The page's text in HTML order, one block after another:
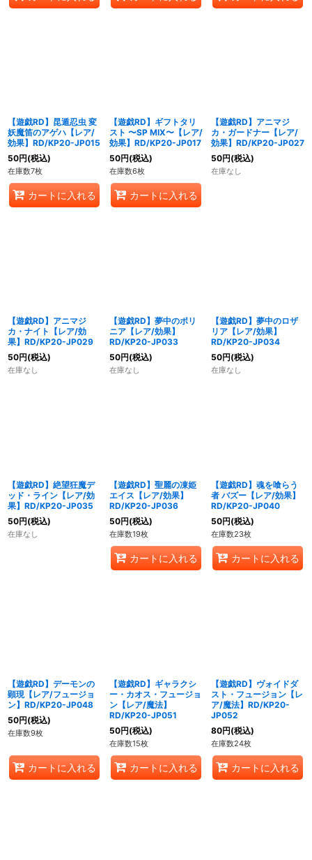
【遊戯RD】昆遁忍虫 変
妖魔笛のアゲハ【レア/
効果】RD/KP20-JP015
50円(税込)
在庫数7枚
カートに入れる
【遊戯RD】ギフトタリ
スト 〜SP MIX〜【レア/
効果】RD/KP20-JP017
50円(税込)
在庫数6枚
カートに入れる
【遊戯RD】アニマジ
カ・ガードナー【レア/
効果】RD/KP20-JP027
50円(税込)
在庫なし
【遊戯RD】アニマジ
カ・ナイト【レア/効
果】RD/KP20-JP029
50円(税込)
在庫なし
【遊戯RD】夢中のポリ
ニア【レア/効果】
RD/KP20-JP033
50円(税込)
在庫なし
【遊戯RD】夢中のロザ
リア【レア/効果】
RD/KP20-JP034
50円(税込)
在庫なし
【遊戯RD】絶望狂魔デ
ッド・ライン【レア/効
果】RD/KP20-JP035
50円(税込)
在庫なし
【遊戯RD】聖麗の凍姫
エイス【レア/効果】
RD/KP20-JP036
50円(税込)
在庫数19枚
カートに入れる
【遊戯RD】魂を喰らう
者 バズー【レア/効果】
RD/KP20-JP040
50円(税込)
在庫数23枚
カートに入れる
【遊戯RD】デーモンの
顕現【レア/フュージョ
ン】RD/KP20-JP048
50円(税込)
在庫数9枚
カートに入れる
【遊戯RD】ギャラクシ
ー・カオス・フュージョ
ン【レア/魔法】
RD/KP20-JP051
50円(税込)
在庫数15枚
カートに入れる
【遊戯RD】ヴォイドダ
スト・フュージョン【レ
ア/魔法】RD/KP20-
JP052
80円(税込)
在庫数24枚
カートに入れる